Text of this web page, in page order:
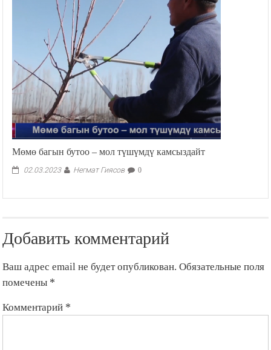
Мөмө багын бутоо – мол түшүмдү камсыздайт
02.03.2023 Негмат Гиясов 0
Добавить комментарий
Ваш адрес email не будет опубликован. Обязательные поля
помечены *
Комментарий *